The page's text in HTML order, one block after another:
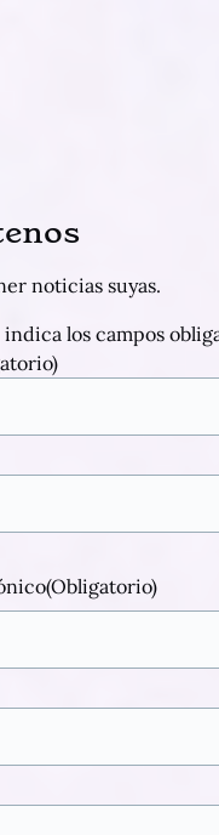
noticias suyas.
indica los campos
(Obligatorio)